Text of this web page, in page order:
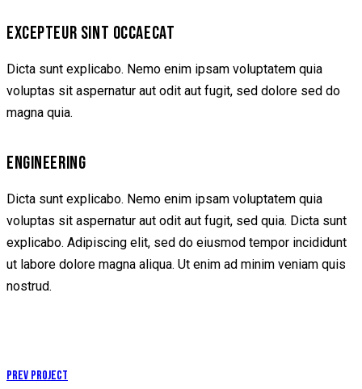
EXCEPTEUR SINT OCCAECAT
Dicta sunt explicabo. Nemo enim ipsam voluptatem quia
voluptas sit aspernatur aut odit aut fugit, sed dolore sed do
magna quia.
ENGINEERING
Dicta sunt explicabo. Nemo enim ipsam voluptatem quia
voluptas sit aspernatur aut odit aut fugit, sed quia. Dicta sunt
explicabo. Adipiscing elit, sed do eiusmod tempor incididunt
ut labore dolore magna aliqua. Ut enim ad minim veniam quis
nostrud.
Prev Project